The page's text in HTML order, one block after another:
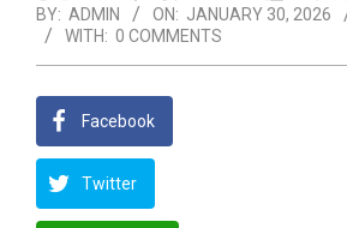
BY: ADMIN ON: JANUARY 30, 2026
WITH: 0 COMMENTS
Facebook
Twitter